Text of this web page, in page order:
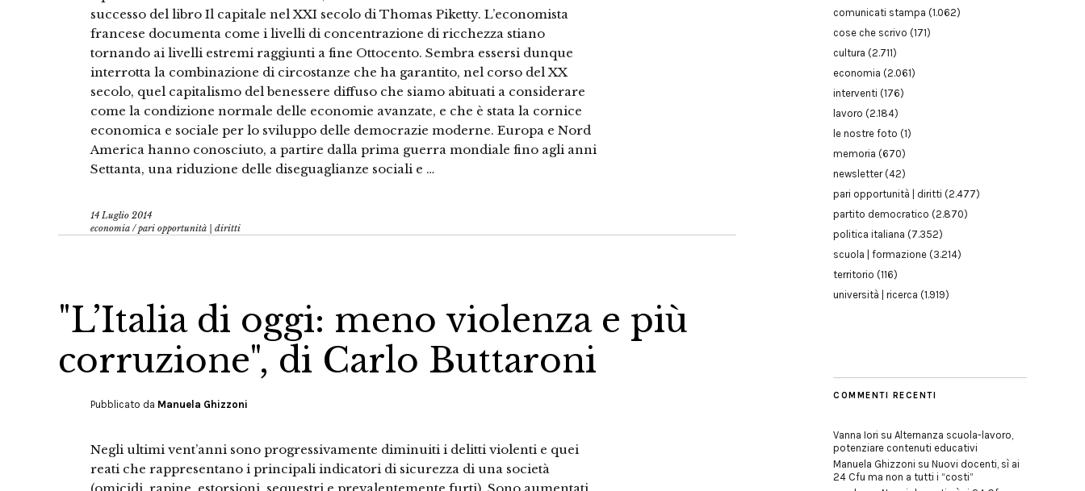
successo del libro Il capitale nel XXI secolo di Thomas Piketty. L’economista
francese documenta come i livelli di concentrazione di ricchezza stiano
tornando ai livelli estremi raggiunti a fine Ottocento. Sembra essersi dunque
interrotta la combinazione di circostanze che ha garantito, nel corso del XX
secolo, quel capitalismo del benessere diffuso che siamo abituati a considerare
come la condizione normale delle economie avanzate, e che è stata la cornice
economica e sociale per lo sviluppo delle democrazie moderne. Europa e Nord
America hanno conosciuto, a partire dalla prima guerra mondiale fino agli anni
Settanta, una riduzione delle diseguaglianze sociali e …
14 Luglio 2014
economia /pari opportunità | diritti
"L’Italia di oggi: meno violenza e più
corruzione", di Carlo Buttaroni
Pubblicato da Manuela Ghizzoni
Negli ultimi vent’anni sono progressivamente diminuiti i delitti violenti e quei
reati che rappresentano i principali indicatori di sicurezza di una società
comunicati stampa (1.062)
cose che scrivo (171)
cultura (2.711)
economia (2.061)
interventi (176)
lavoro (2.184)
le nostre foto (1)
memoria (670)
newsletter(42)
pari opportunità | diritti (2.477)
partito democratico (2.870)
politica italiana (7.352)
scuola | formazione (3.214)
territorio (116)
università | ricerca (1.919)
COMMENTI RECENTI
Vanna Iori su Alternanza scuola-lavoro,
potenziare contenuti educativi
Manuela Ghizzoni su Nuovi docenti, sì ai
24 Cfu ma non a tutti i “costi”